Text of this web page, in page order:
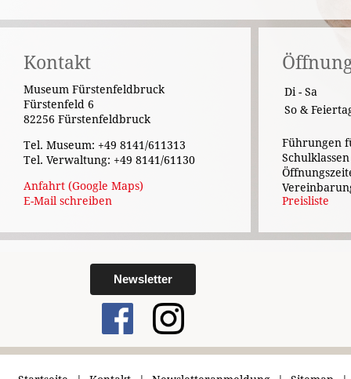
Kontakt
Museum Fürstenfeldbruck
Fürstenfeld 6
82256 Fürstenfeldbruck
Tel. Museum: +49 8141/611313
Tel. Verwaltung: +49 8141/61130
Anfahrt (Google Maps)
E-Mail schreiben
Di - Sa
So &
Führungen
Preisliste
Newsletter